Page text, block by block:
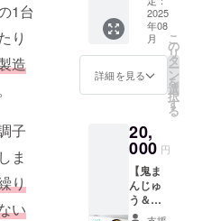
1台
り
造
子
ま
り
い
くださ
い。
送料込
です。
※ご注文
状況、
材の供
給状
造工程
上の都
合等に
より出
荷時期
が遅れ
る場合
食品表
示はお
届け商
表記さ
れま
前には
必ずお
届けの
リター
ンに貼
付され
当た
り、わ
らび餅
500g/1
あたり
・保存
消費期
限もし
くは賞
味期
限：製
造日か
各種：
小麦 大
福こし
あん・
粒あ
白あ
ん、さ
つまい
も：な
し 【お
届け商
≫で作
る鬼ま
んじゅ
う、≪
国産餡
か大
福。 き
黒糖
（別添
え）付
ス】 <
オカヨ
シ特製>
鬼まん
じゅう
＆大
つ、特
製わら
び餅5個
<きな
こ、黒
糖付き>
セット
2025
年08
月
詳細を見る
こ
の
リ
タ
ー
ン
を
選
択
す
る
20,
000 円
【鬼ま
んじゅ
う＆大
福 20